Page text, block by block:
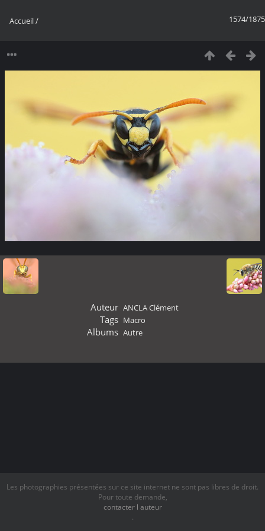
1574/1875
Accueil/
Auteur ANCLA Clément
Tags Macro
Albums Autre
Les photographies présentées sur ce site internet ne sont pas libres de droit.
Pour toute demande,
contacter l auteur
.